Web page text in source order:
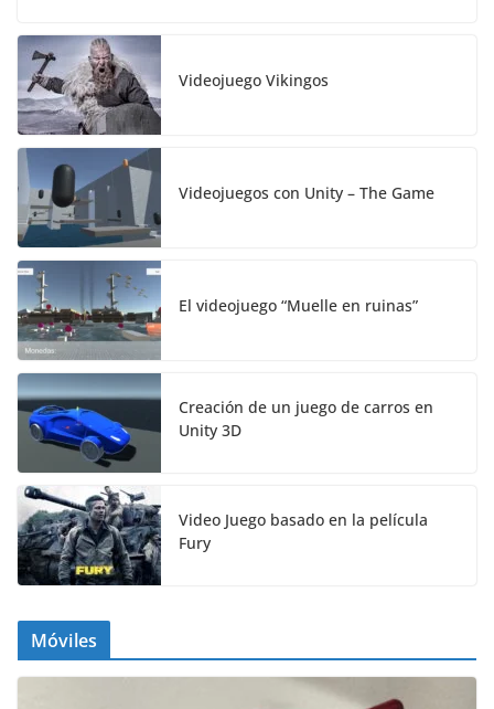
Videojuego Vikingos
Videojuegos con Unity – The Game
El videojuego “Muelle en ruinas”
Creación de un juego de carros en
Unity 3D
Video Juego basado en la película
Fury
Móviles